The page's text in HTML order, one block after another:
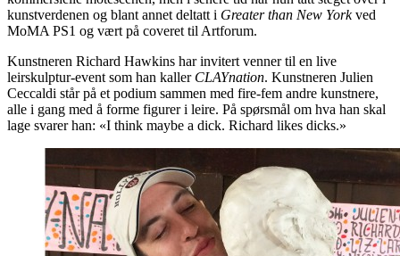
kunstverdenen og blant annet deltatt i Greater than New Yorkved
MoMA PS1 og vært på coveret til Artforum.
Kunstneren Richard Hawkins har invitert venner til en live
leirskulptur-event som han kaller CLAYnation. Kunstneren Julien
Ceccaldi står på et podium sammen med fire-fem andre kunstnere,
alle i gang med å forme figurer i leire. På spørsmål om hva han skal
lage svarer han: «I think maybe a dick. Richard likes dicks.»